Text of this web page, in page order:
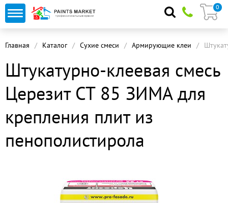
0
Главная Каталог Сухие смеси Армирующие клеи
Штукатурно-клеевая смесь
Церезит CT 85 ЗИМА для
крепления плит из
пенополистирола